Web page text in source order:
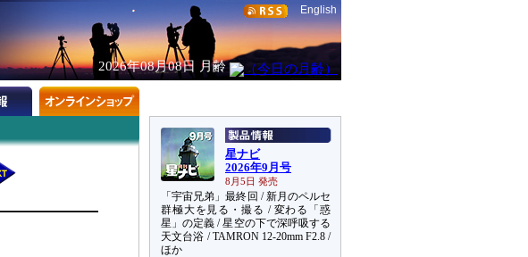
English
2026年08月08日 月齢
星ナビ
2026年9月号
8月5日 発売
「宇宙兄弟」最終回 / 新月のペルセ
群極大を見る・撮る / 変わる「惑
星」の定義 / 星空の下で深呼吸する
天文台浴 / TAMRON 12-20mm F2.8 /
ほか